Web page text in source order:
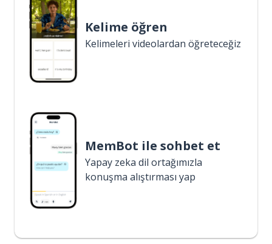
Kelime öğren
Kelimeleri videolardan öğreteceğiz
MemBot ile sohbet et
Yapay zeka dil ortağımızla
konuşma alıştırması yap